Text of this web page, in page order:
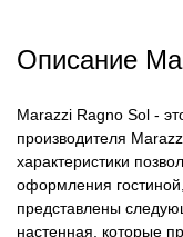
Описание
Marazzi Ragno Sol -
производителя
характеристики
оформления
представлены
настенная, которые